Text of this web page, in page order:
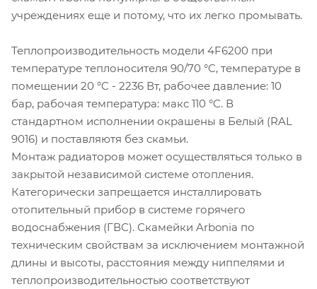
учреждениях еще и потому, что их легко промывать.
Теплопроизводительность модели 4F6200 при
температуре теплоносителя 90/70 °C, температуре в
помещении 20 °C - 2236 Вт, рабочее давление: 10
бар, рабочая температура: макс 110 °C. В
стандартном исполнении окрашены в Белый (RAL
9016) и поставляютя без скамьи.
Монтаж радиаторов может осуществляться только в
закрытой независимой системе отопления.
Категорически запрещается инсталлировать
отопительный прибор в системе горячего
водоснабжения (ГВС). Скамейки Arbonia по
техническим свойствам за исключением монтажной
длины и высоты, расстояния между ниппелями и
теплопроизводительностью соответствуют